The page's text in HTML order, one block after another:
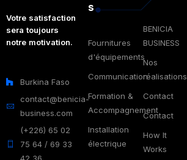
Votre satisfaction
sera toujours
notre motivation.
Burkina Faso
contact@benicia-
business.com
(+226) 65 02
75 64 / 69 33
42 36
s
Fournitures
d'équipements
Communication
Formation &
Accompagnement
Installation
électrique
BENICIA
BUSINESS
Nos
réalisations
Contact
Contact
How It
Works